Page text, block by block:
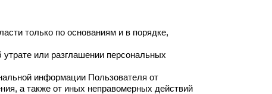
только по основаниям и в порядке,
или разглашении персональных
информации Пользователя от
а также от иных неправомерных действий